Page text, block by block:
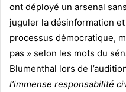
ont déployé un arsenal
juguler la désinformation
processus démocratique,
pas » selon les mots du
Blumenthal lors de
l’immense responsabilité